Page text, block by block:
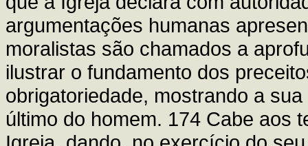
argumentações humanas
moralistas são chamados a
ilustrar o fundamento dos
obrigatoriedade, mostrando a
último do homem. 174 Cabe aos